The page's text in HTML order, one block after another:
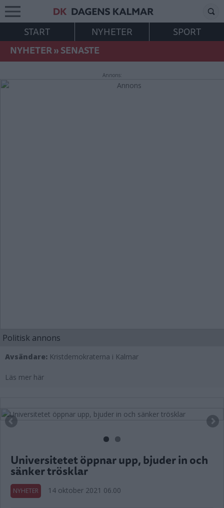
START NYHETER
SPORT
NYHETER»SENASTE
Annons:
Politisk annons
Avsändare: Kristdemokraterna i Kalmar
Läs mer här
Universitetet öppnar upp, bjuder in och
sänker trösklar
NYHETER 14 oktober 2021 06.00